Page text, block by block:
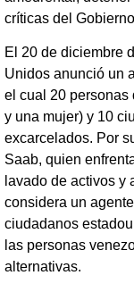
críticas del
El 20 de diciembre
Unidos anunció un
el cual 20
y una mujer) y 10
excarcelados. Por
Saab, quien
lavado de activos y
considera un
ciudadanos
las personas
alternativas.